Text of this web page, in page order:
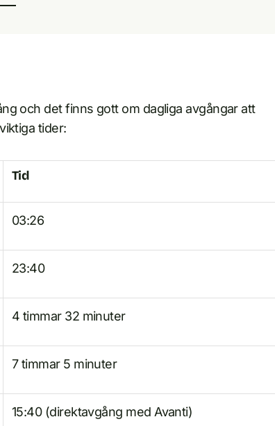
och det finns gott om dagliga avgångar att
tider:
Tid
03:26
23:40
4 timmar 32 minuter
7 timmar 5 minuter
15:40 (direktavgång med Avanti)